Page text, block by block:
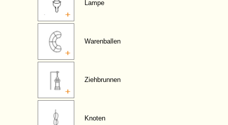
Lampe
Warenballen
Ziehbrunnen
Knoten